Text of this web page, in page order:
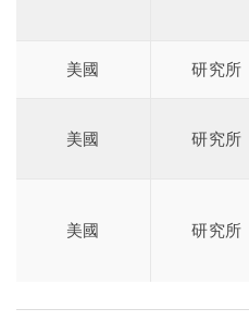
美國 研究所
美國 研究所
美國 研究所